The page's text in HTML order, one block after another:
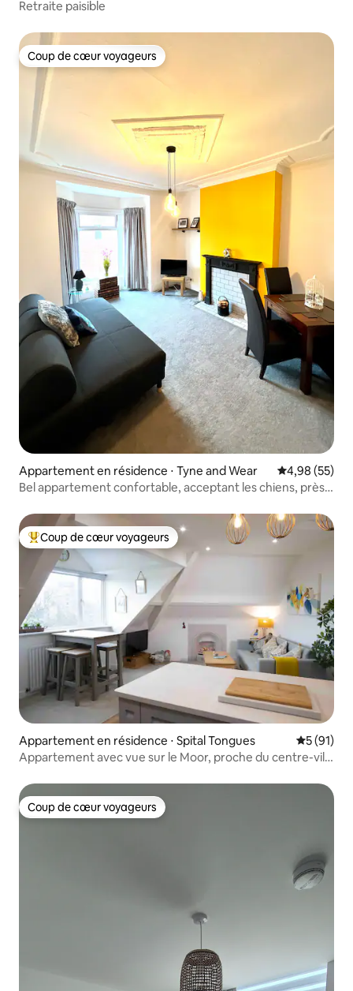
Retraite paisible
Coup de cœur voyageurs
Coup de cœur voyageurs
Appartement en résidence ⋅ Tyne and Wear Évaluation
4,98 (55)
Bel appartement confortable, acceptant les chiens, près
Coups de cœur voyageurs les plus appréciés
Coup de cœur voyageurs
Appartement en résidence ⋅ Spital Tongues
5 (91)
Appartement avec vue sur le Moor, proche du centre-ville
Coup de cœur voyageurs
Coup de cœur voyageurs